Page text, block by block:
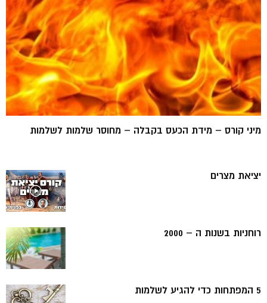
מיני קורס – מידת הכעס בקבלה – מחוסר שלמות לשלמות
יציאת מצרים
רוחניות בשנות ה – 2000
5 המפתחות כדי להגיע לשלמות